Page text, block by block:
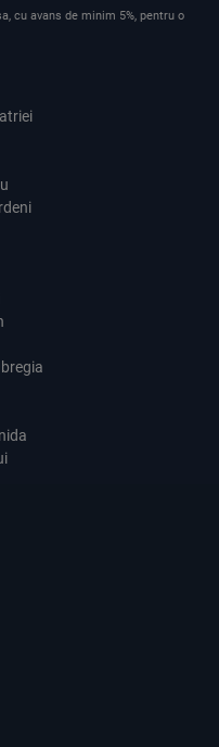
cu avans de minim 5%, pentru o